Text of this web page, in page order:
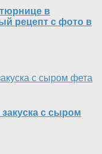
в
рецепт с фото в
с сыром